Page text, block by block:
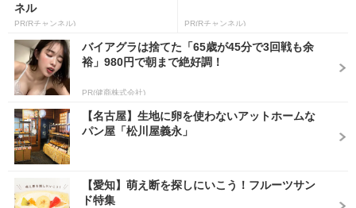
ネル
PR(Rチャンネル) PR(Rチャンネル)
バイアグラは捨てた「65歳が45分で3回戦も余
裕」980円で朝まで絶好調！
PR(健商株式会社)
【名古屋】生地に卵を使わないアットホームな
パン屋「松川屋義永」
【愛知】萌え断を探しにいこう！フルーツサン
ド特集